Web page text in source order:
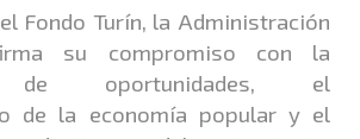
Fondo Turín, la Administración
su compromiso con la
de oportunidades, el
de la economía popular y el